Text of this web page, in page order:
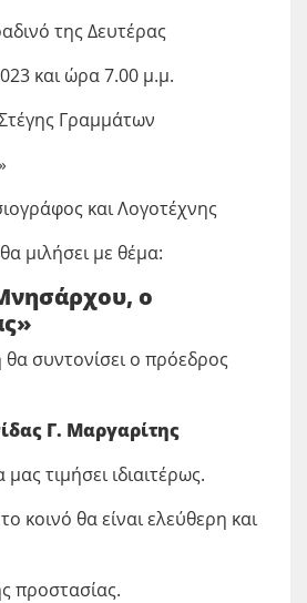
της Δευτέρας
και ώρα 7.00 μ.μ.
Γραμμάτων
και Λογοτέχνης
θα μιλήσει με θέμα:
ο
συντονίσει ο πρόεδρος
Γ. Μαργαρίτης
τιμήσει ιδιαιτέρως.
κοινό θα είναι ελεύθερη και
προστασίας.